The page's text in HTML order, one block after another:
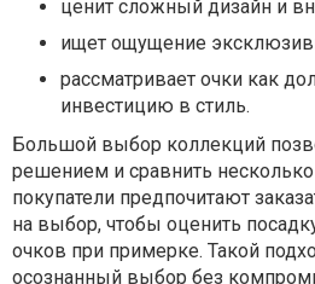
ценит сложный дизайн и
ищет ощущение
рассматривает очки как
инвестицию в стиль.
Большой выбор коллекций
решением и сравнить
покупатели предпочитают
на выбор, чтобы оценить
очков при примерке. Такой
осознанный выбор без